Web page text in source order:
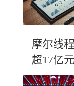
摩尔线
超17亿